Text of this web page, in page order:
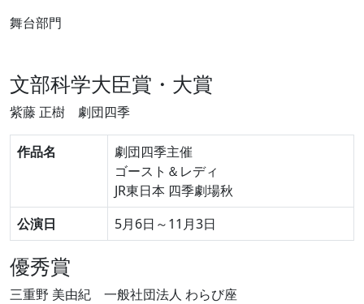
舞台部門
文部科学大臣賞・大賞
紫藤 正樹 劇団四季
作品名
劇団四季主催
ゴースト＆レディ
JR東日本 四季劇場秋
公演日
5月6日～11月3日
優秀賞
三重野 美由紀 一般社団法人 わらび座